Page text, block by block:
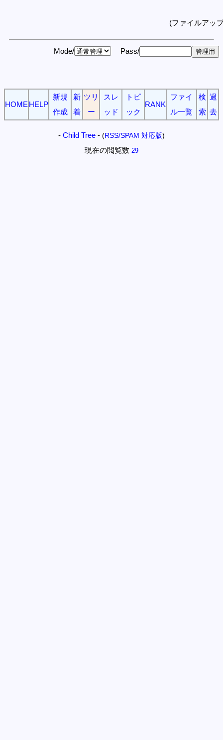
(ファイルアッ
Mode/ Pass/
HOME HELP
新規
作成
新
着
ツリ
ー
スレ
ッド
トピ
ック
RANK
ファイ
ル一覧
検
索
過
去
- Child Tree - (RSS/SPAM 対応版)
現在の閲覧数 29